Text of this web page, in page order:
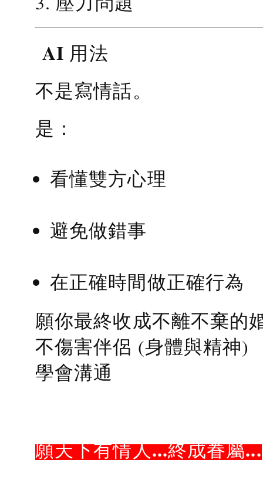
AI 用法
不是寫情話。
是：
看懂雙方心理
避免做錯事
在正確時間做正確行為
願你最終收成不離不棄的
不傷害伴侶 (身體與精神)
學會溝通
願天下有情人...終成眷屬...